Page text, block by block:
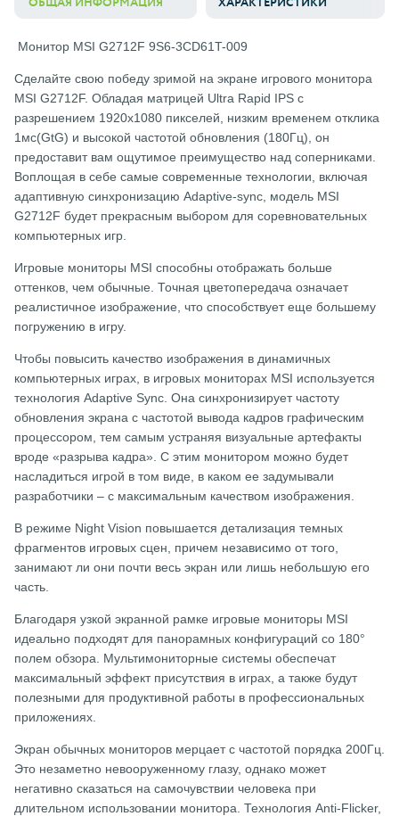
ОБЩАЯ ИНФОРМАЦИЯ ХАРАКТЕРИСТИКИ
Монитор MSI G2712F 9S6-3CD61T-009
Сделайте свою победу зримой на экране игрового монитора
MSI G2712F. Обладая матрицей Ultra Rapid IPS с
разрешением 1920х1080 пикселей, низким временем отклика
1мс(GtG) и высокой частотой обновления (180Гц), он
предоставит вам ощутимое преимущество над соперниками.
Воплощая в себе самые современные технологии, включая
адаптивную синхронизацию Adaptive-sync, модель MSI
G2712F будет прекрасным выбором для соревновательных
компьютерных игр.
Игровые мониторы MSI способны отображать больше
оттенков, чем обычные. Точная цветопередача означает
реалистичное изображение, что способствует еще большему
погружению в игру.
Чтобы повысить качество изображения в динамичных
компьютерных играх, в игровых мониторах MSI используется
технология Adaptive Sync. Она синхронизирует частоту
обновления экрана с частотой вывода кадров графическим
процессором, тем самым устраняя визуальные артефакты
вроде «разрыва кадра». С этим монитором можно будет
насладиться игрой в том виде, в каком ее задумывали
разработчики – с максимальным качеством изображения.
В режиме Night Vision повышается детализация темных
фрагментов игровых сцен, причем независимо от того,
занимают ли они почти весь экран или лишь небольшую его
часть.
Благодаря узкой экранной рамке игровые мониторы MSI
идеально подходят для панорамных конфигураций со 180°
полем обзора. Мультимониторные системы обеспечат
максимальный эффект присутствия в играх, а также будут
полезными для продуктивной работы в профессиональных
приложениях.
Экран обычных мониторов мерцает с частотой порядка 200Гц.
Это незаметно невооруженному глазу, однако может
негативно сказаться на самочувствии человека при
длительном использовании монитора. Технология Anti-Flicker,